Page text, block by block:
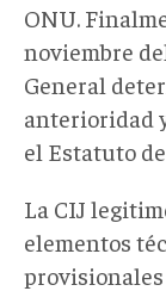
ONU.
noviembre
General
anterioridad
el Estatuto
La CIJ
elementos
provisionales